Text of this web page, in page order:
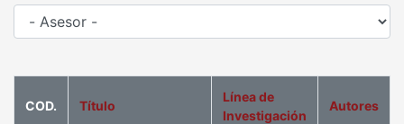
COD. Título
Línea de
Investigación
Autores